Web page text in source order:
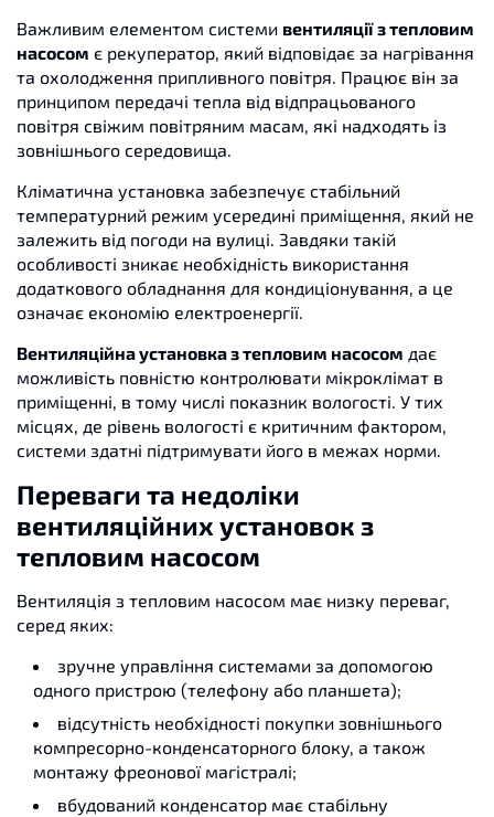
Важливим елементом системи вентиляції з тепловим
насосом є рекуператор, який відповідає за нагрівання
та охолодження припливного повітря. Працює він за
принципом передачі тепла від відпрацьованого
повітря свіжим повітряним масам, які надходять із
зовнішнього середовища.
Кліматична установка забезпечує стабільний
температурний режим усередині приміщення, який не
залежить від погоди на вулиці. Завдяки такій
особливості зникає необхідність використання
додаткового обладнання для кондиціонування, а це
означає економію електроенергії.
Вентиляційна установка з тепловим насосом дає
можливість повністю контролювати мікроклімат в
приміщенні, в тому числі показник вологості. У тих
місцях, де рівень вологості є критичним фактором,
системи здатні підтримувати його в межах норми.
Переваги та недоліки
вентиляційних установок з
тепловим насосом
Вентиляція з тепловим насосом має низку переваг,
серед яких:
зручне управління системами за допомогою
одного пристрою (телефону або планшета);
відсутність необхідності покупки зовнішнього
компресорно-конденсаторного блоку, а також
монтажу фреонової магістралі;
вбудований конденсатор має стабільну